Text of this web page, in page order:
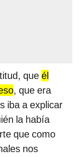
que él
, que era
iba a explicar
la había
que como
nos